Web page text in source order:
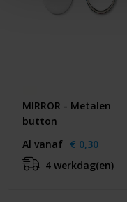
MIRROR - Metalen
button
Al vanaf € 0,30
4 werkdag(en)